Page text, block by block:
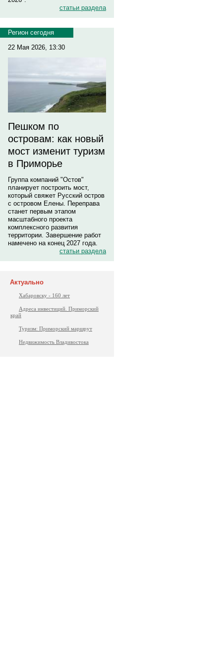
статьи раздела
Регион сегодня
22 Мая 2026, 13:30
Пешком по
островам: как новый
мост изменит туризм
в Приморье
Группа компаний "Остов"
планирует построить мост,
который свяжет Русский остров
с островом Елены. Переправа
станет первым этапом
масштабного проекта
комплексного развития
территории. Завершение работ
намечено на конец 2027 года.
статьи раздела
Актуально
Хабаровску - 160 лет
Адреса инвестиций. Приморский
край
Туризм: Приморский маршрут
Недвижимость Владивостока